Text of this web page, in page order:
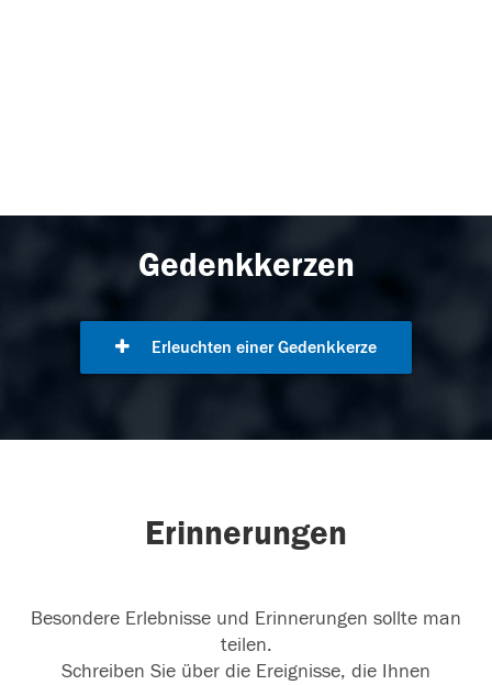
Gedenkkerzen
Erleuchten einer Gedenkkerze
Erinnerungen
Besondere Erlebnisse und Erinnerungen sollte man
teilen.
Schreiben Sie über die Ereignisse, die Ihnen